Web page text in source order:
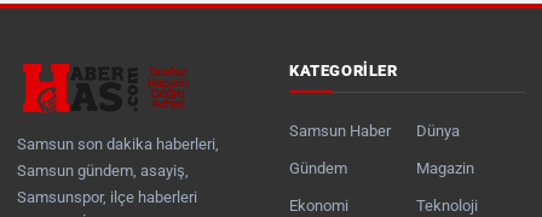
Samsun son dakika haberleri,
Samsun gündem, asayiş,
Samsunspor, ilçe haberleri
KATEGORILER
Samsun Haber
Gündem
Ekonomi
Dünya
Magazin
Teknoloji